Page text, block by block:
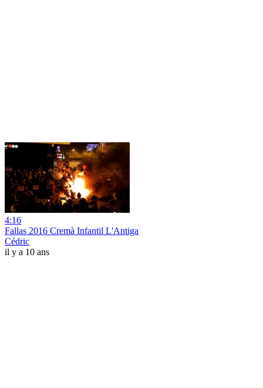
4:16
Fallas 2016 Cremà Infantil L'Antiga
Cédric
il y a 10 ans